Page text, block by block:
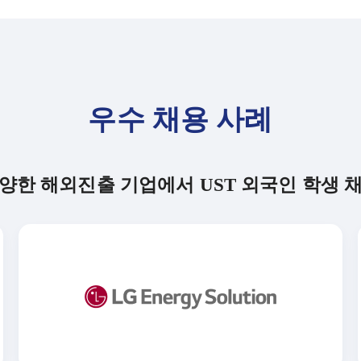
우수 채용 사례
한 해외진출 기업에서 UST 외국인 학생